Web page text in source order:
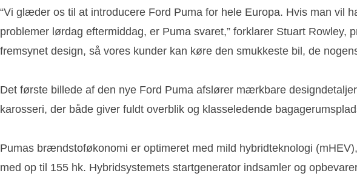
“Vi glæder os til at introducere Ford Puma for hele Europa. Hvis man vil
problemer lørdag eftermiddag, er Puma svaret,” forklarer Stuart
fremsynet design, så vores kunder kan køre den smukkeste bil, de
Det første billede af den nye Ford Puma afslører mærkbare
karosseri, der både giver fuldt overblik og klasseledende
Pumas brændstoføkonomi er optimeret med mild hybridteknologi
med op til 155 hk. Hybridsystemets startgenerator indsamler og